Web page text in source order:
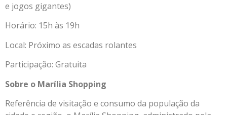
e jogos gigantes)
Horário: 15h às 19h
Local: Próximo as escadas rolantes
Participação: Gratuita
Sobre o Marília Shopping
Referência de visitação e consumo da população da